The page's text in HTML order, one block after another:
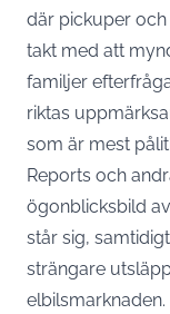
där pickuper och
takt med att
familjer
riktas
som är mest
Reports och
ögonblicksbild
står sig,
strängare
elbilsmarknaden.